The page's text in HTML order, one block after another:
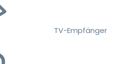
TV-Empfänger